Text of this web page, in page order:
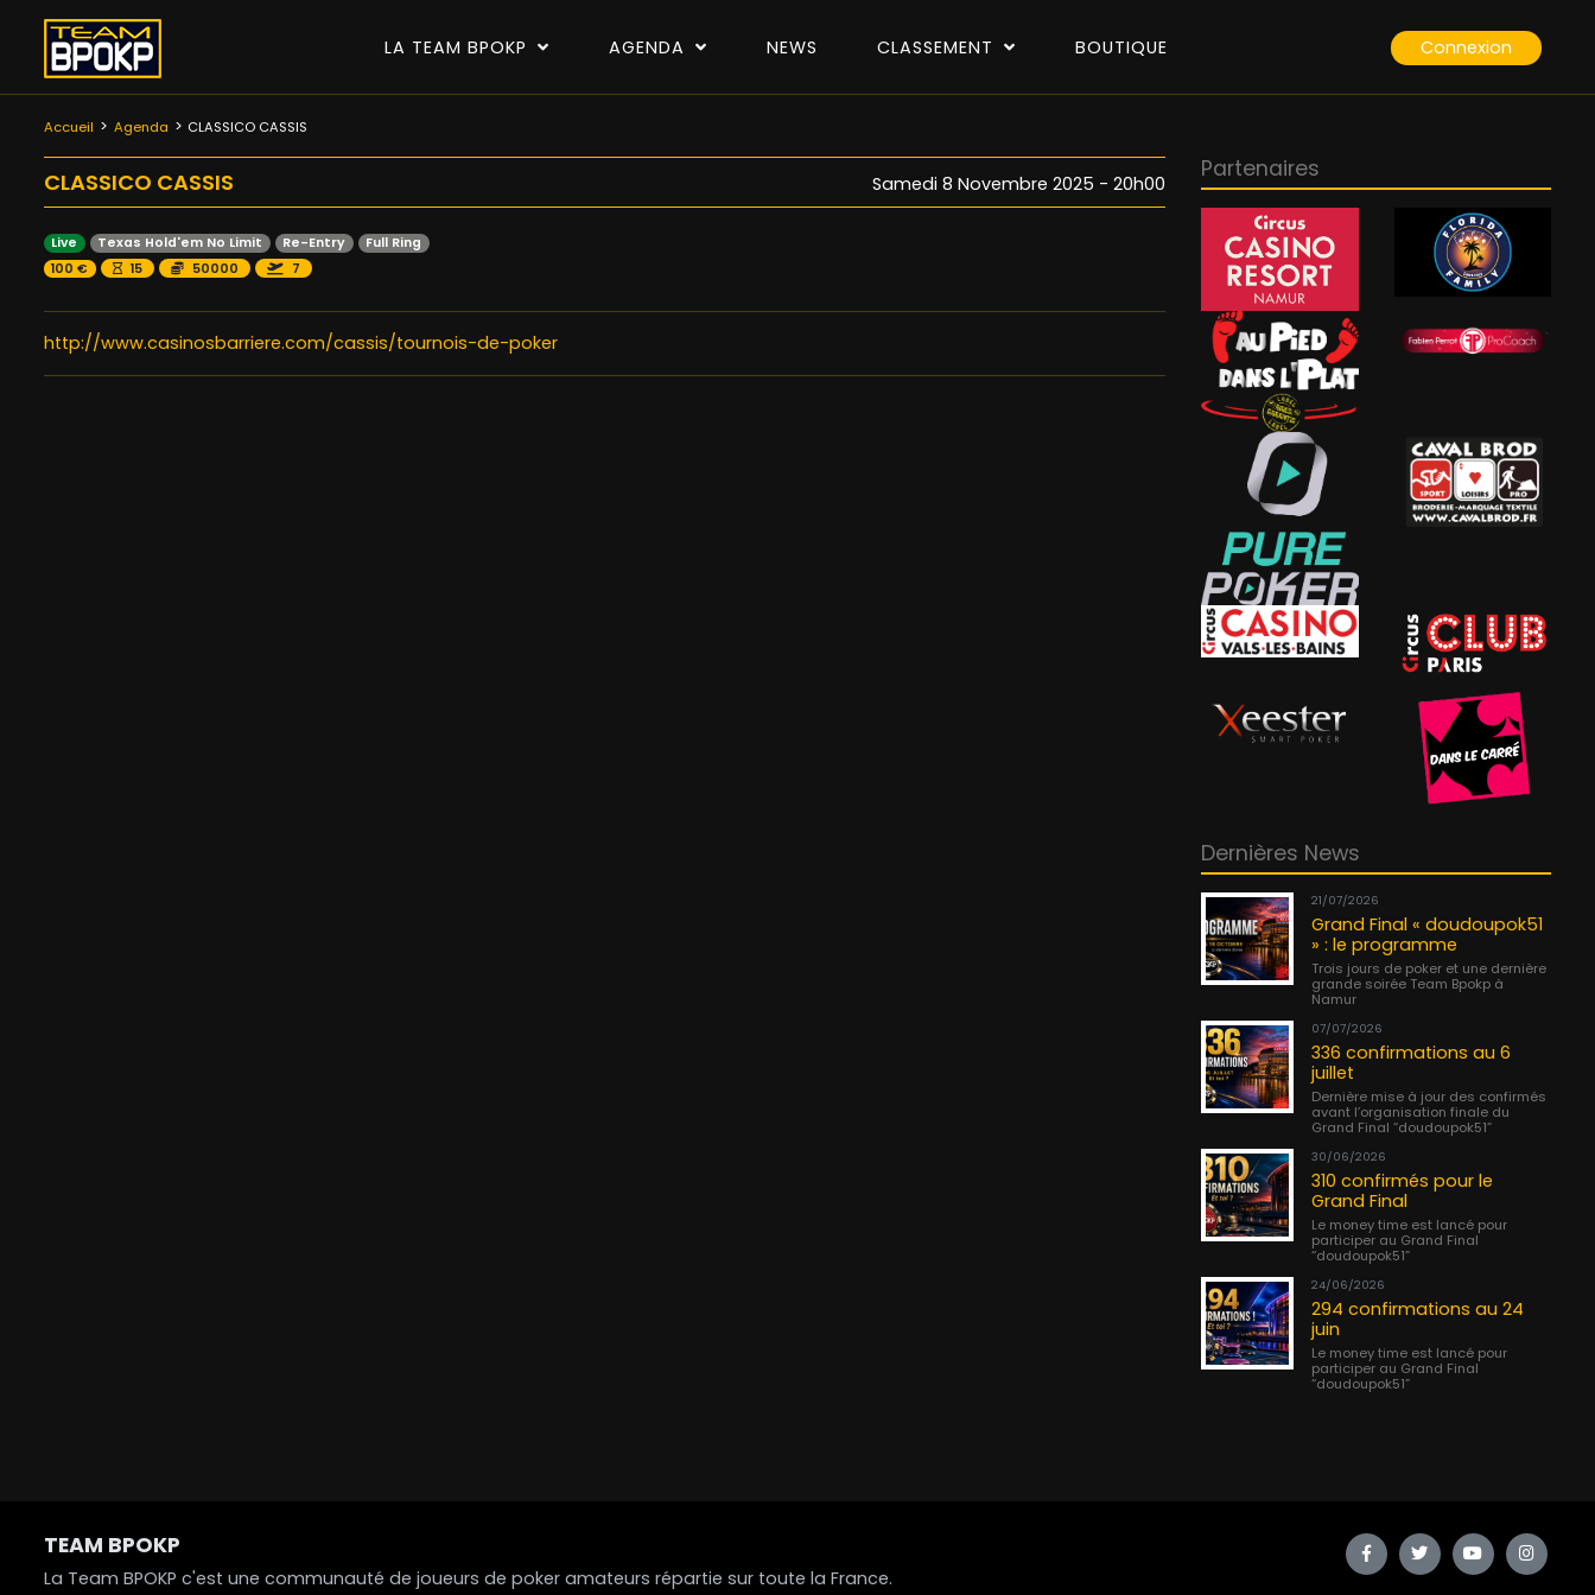
LA TEAM BPOKP AGENDA NEWS CLASSEMENT BOUTIQUE Connexion
Accueil Agenda CLASSICO CASSIS
CLASSICO CASSIS Samedi 8 Novembre 2025 - 20h00
Live Texas Hold'em No Limit Re-Entry
Full Ring
100 €
15 50000 7
http://www.casinosbarriere.com/cassis/tournois-de-poker
Partenaires
Dernières News
21/07/2026
Grand Final « doudoupok51
» : le programme
Trois jours de poker et une dernière
grande soirée Team Bpokp à
Namur
07/07/2026
336 confirmations au 6
juillet
Dernière mise à jour des confirmés
avant l’organisation finale du
Grand Final “doudoupok51”
30/06/2026
310 confirmés pour le
Grand Final
Le money time est lancé pour
participer au Grand Final
“doudoupok51”
24/06/2026
294 confirmations au 24
juin
Le money time est lancé pour
participer au Grand Final
“doudoupok51”
TEAM BPOKP
La Team BPOKP c'est une communauté de joueurs de poker amateurs répartie sur toute la France.